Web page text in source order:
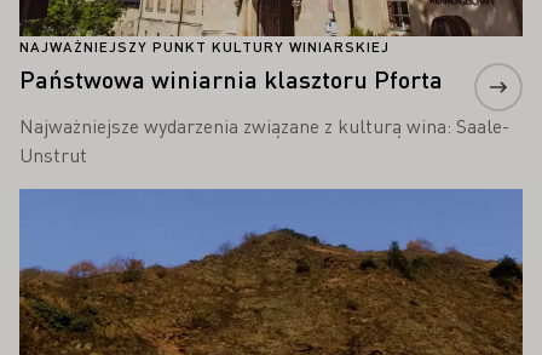
NAJWAŻNIEJSZY PUNKT KULTURY WINIARSKIEJ
Państwowa winiarnia klasztoru Pforta
Najważniejsze wydarzenia związane z kulturą wina: Saale-
Unstrut